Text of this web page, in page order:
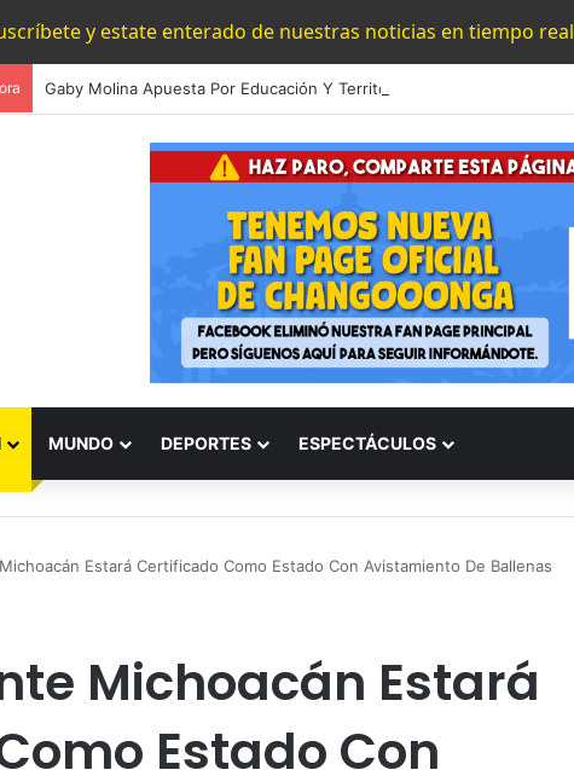
y estate enterado de nuestras noticias en tiempo real
MUNDO DEPORTES ESPECTÁCULOS
Estará Certificado Como Estado Con Avistamiento De Ballenas
Michoacán Estará
Estado Con